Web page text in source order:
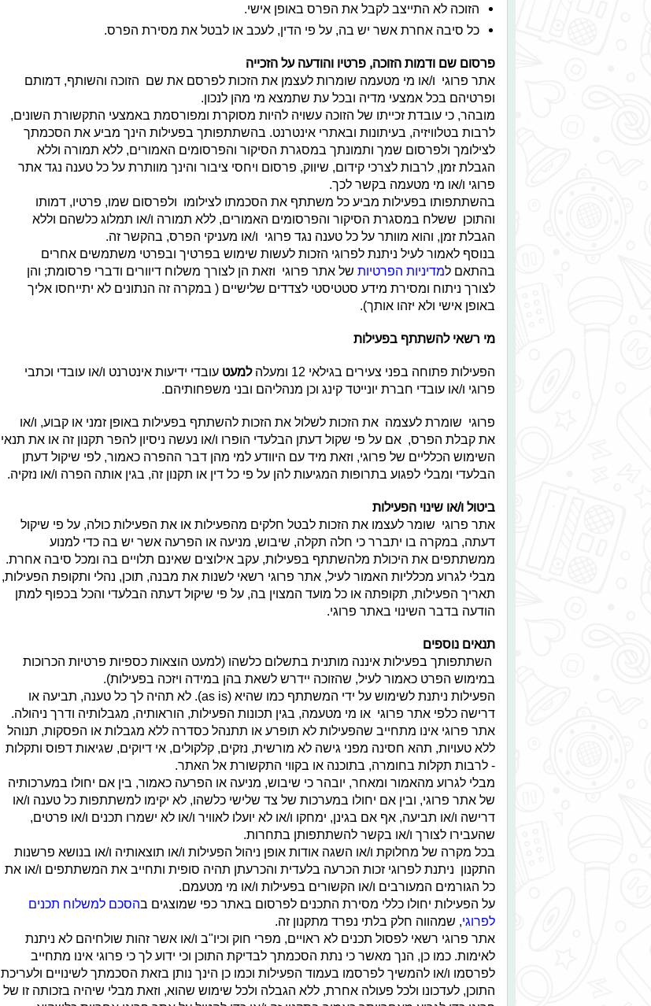
הזוכה לא התייצב לקבל את הפרס באופן אישי.
כל סיבה אחרת אשר יש בה, על פי הדין, לעכב או לבטל את מסירת הפרס.
פרסום שם ודמות הזוכה, פרטיו והודעה על הזכייה
אתר פרוגי ו/או מי מטעמה שומרות לעצמן את הזכות לפרסם את שם הזוכה והשותף, דמותם
ופרטיהם בכל אמצעי מדיה ובכל עת שתמצא מי מהן לנכון.
מובהר, כי עובדת זכייתו של הזוכה עשויה להיות מסוקרת ומפורסמת באמצעי התקשורת השונים,
לרבות בטלוויזיה, בעיתונות ובאתרי אינטרנט. בהשתתפותך בפעילות הינך מביע את הסכמתך
לצילומך ולפרסום שמך ותמונתך במסגרת הסיקור והפרסומים האמורים, ללא תמורה וללא
הגבלת זמן, לרבות לצרכי קידום, שיווק, פרסום ויחסי ציבור והינך מוותרת על כל טענה נגד אתר
פרוגי ו/או מי מטעמה בקשר לכך.
בהשתתפותו בפעילות מביע כל משתתף את הסכמתו לצילומו ולפרסום שמו, פרטיו, דמותו
והתוכן ששלח במסגרת הסיקור והפרסומים האמורים, ללא תמורה ו/או תמלוג כלשהם וללא
הגבלת זמן, והוא מוותר על כל טענה נגד פרוגי ו/או מעניקי הפרס, בהקשר זה.
בנוסף לאמור לעיל ניתנת לפרוגי הזכות לעשות שימוש בפרטיך ובפרטי משתמשים אחרים
בהתאם למדיניות הפרטיות של אתר פרוגי וזאת הן לצורך משלוח דיוורים ודברי פרסומת; והן
לצורך ניתוח ומסירת מידע סטטיסטי לצדדים שלישיים ( במקרה זה הנתונים לא יתייחסו אליך
באופן אישי ולא יזהו אותך).
מי רשאי להשתתף בפעילות
הפעילות פתוחה בפני צעירים בגילאי 12 ומעלה למעט עובדי ידיעות אינטרנט ו/או עובדי וכתבי
פרוגי ו/או עובדי חברת יונייטד קינג וכן מנהליהם ובני משפחותיהם.
פרוגי שומרת לעצמה את הזכות לשלול את הזכות להשתתף בפעילות באופן זמני או קבוע, ו/או
את קבלת הפרס, אם על פי שקול דעתן הבלעדי הופרו ו/או נעשה ניסיון להפר תקנון זה או את תנאי
השימוש הכלליים של פרוגי, וזאת מיד עם היוודע למי מהן דבר ההפרה כאמור, לפי שיקול דעתן
הבלעדי ומבלי לפגוע בתרופות המגיעות להן על פי כל דין או תקנון זה, בגין אותה הפרה ו/או נזקיה.
ביטול ו/או שינוי הפעילות
אתר פרוגי שומר לעצמו את הזכות לבטל חלקים מהפעילות או את הפעילות כולה, על פי שיקול
דעתה, במקרה בו יתברר כי חלה תקלה, שיבוש, מניעה או הפרעה אשר יש בה כדי למנוע
ממשתתפים את היכולת מלהשתתף בפעילות, עקב אילוצים שאינם תלויים בה ומכל סיבה אחרת.
מבלי לגרוע מכלליות האמור לעיל, אתר פרוגי רשאי לשנות את מבנה, תוכן, נהלי ותקופת הפעילות,
תאריך הפעילות, תקופתה או כל מועד המצוין בה, על פי שיקול דעתה הבלעדי והכל בכפוף למתן
הודעה בדבר השינוי באתר פרוגי.
תנאים נוספים
השתתפותך בפעילות איננה מותנית בתשלום כלשהו (למעט הוצאות כספיות פרטיות הכרוכות
במימוש הפרט כאמור לעיל, שהזוכה יידרש לשאת בהן במידה ויזכה בפעילות).
הפעילות ניתנת לשימוש על ידי המשתתף כמו שהיא (as is). לא תהיה לך כל טענה, תביעה או
דרישה כלפי אתר פרוגי או מי מטעמה, בגין תכונות הפעילות, הוראותיה, מגבלותיה ודרך ניהולה.
אתר פרוגי אינו מתחייב שהפעילות לא תופרע או תתנהל כסדרה ללא מגבלות או הפסקות, תנוהל
ללא טעויות, תהא חסינה מפני גישה לא מורשית, נזקים, קלקולים, אי דיוקים, שגיאות דפוס ותקלות
- לרבות תקלות בחומרה, בתוכנה או בקווי התקשורת אל האתר.
מבלי לגרוע מהאמור ומאחר, יובהר כי שיבוש, מניעה או הפרעה כאמור, בין אם יחולו במערכותיה
של אתר פרוגי, ובין אם יחולו במערכות של צד שלישי כלשהו, לא יקימו למשתתפות כל טענה ו/או
דרישה ו/או תביעה, אף אם בגינן, ימחקו ו/או לא יועלו לאוויר ו/או לא ישמרו תכנים ו/או פרטים,
שהעבירו לצורך ו/או בקשר להשתתפותן בתחרות.
בכל מקרה של מחלוקת ו/או השגה אודות אופן ניהול הפעילות ו/או תוצאותיה ו/או בנושא פרשנות
התקנון ניתנת לפרוגי זכות הכרעה בלעדית והכרעתן תהיה סופית ותחייב את המשתתפים ו/או את
כל הגורמים המעורבים ו/או הקשורים בפעילות ו/או מי מטעמם.
על הפעילות יחולו כללי מסירת התכנים לפרסום באתר כפי שמוצגים בהסכם למשלוח תכנים
לפרוגי, שמהווה חלק בלתי נפרד מתקנון זה.
אתר פרוגי רשאי לפסול תכנים לא ראויים, מפרי חוק וכיו"ב ו/או אשר זהות שולחיהם לא ניתנת
לאימות. כמו כן, הנך מאשר כי נתת הסכמתך לבדיקת התוכן וכי ידוע לך כי פרוגי אינו מתחייב
לפרסמו ו/או להמשיך לפרסמו בעמוד הפעילות וכמו כן הינך נותן בזאת הסכמתך לשינויים ולעריכת
התוכן, לעדכונו ולכל פעולה אחרת, ללא הגבלה ולכל שימוש שהוא, וזאת מבלי שיהיה בזכותה זו של